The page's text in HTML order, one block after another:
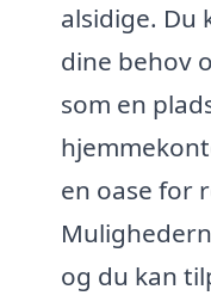
alsidige. Du
dine behov
som en
en oase for
og du kan